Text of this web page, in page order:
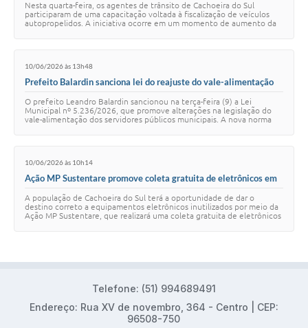
Contato
Nesta quarta-feira, os agentes de trânsito de Cachoeira do Sul
participaram de uma capacitação voltada à fiscalização de veículos
autopropelidos. A iniciativa ocorre em um momento de aumento da
10/06/2026 às 13h48
Prefeito Balardin sanciona lei do reajuste do vale-alimentação
O prefeito Leandro Balardin sancionou na terça-feira (9) a Lei
Municipal nº 5.236/2026, que promove alterações na legislação do
vale-alimentação dos servidores públicos municipais. A nova norma
10/06/2026 às 10h14
Ação MP Sustentare promove coleta gratuita de eletrônicos em
A população de Cachoeira do Sul terá a oportunidade de dar o
destino correto a equipamentos eletrônicos inutilizados por meio da
Ação MP Sustentare, que realizará uma coleta gratuita de eletrônicos
Telefone: (51) 994689491
Endereço: Rua XV de novembro, 364 - Centro | CEP:
96508-750